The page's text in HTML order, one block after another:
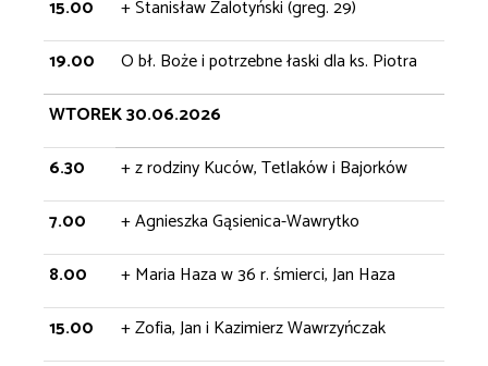
15.00
+ Stanisław Zalotyński (greg. 29)
19.00
O bł. Boże i potrzebne łaski dla ks. Piotra
WTOREK 30.06.2026
6.30
+ z rodziny Kuców, Tetlaków i Bajorków
7.00
+ Agnieszka Gąsienica-Wawrytko
8.00
+ Maria Haza w 36 r. śmierci, Jan Haza
15.00
+ Zofia, Jan i Kazimierz Wawrzyńczak